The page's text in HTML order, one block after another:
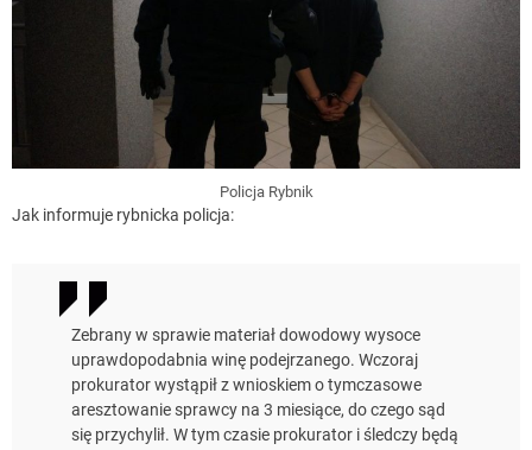
Policja Rybnik
Jak informuje rybnicka policja:
Zebrany w sprawie materiał dowodowy wysoce
uprawdopodabnia winę podejrzanego. Wczoraj
prokurator wystąpił z wnioskiem o tymczasowe
aresztowanie sprawcy na 3 miesiące, do czego sąd
się przychylił. W tym czasie prokurator i śledczy będą